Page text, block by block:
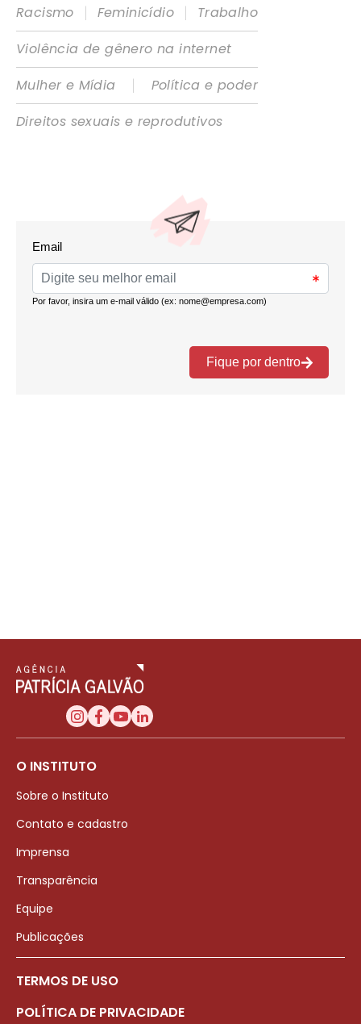
Racismo
| Feminicídio |
Trabalho
Violência de gênero na internet
Mulher e Mídia
|
Política e poder
Direitos sexuais e reprodutivos
O INSTITUTO
Sobre o Instituto
Contato e cadastro
Imprensa
Transparência
Equipe
Publicações
TERMOS DE USO
POLÍTICA DE PRIVACIDADE